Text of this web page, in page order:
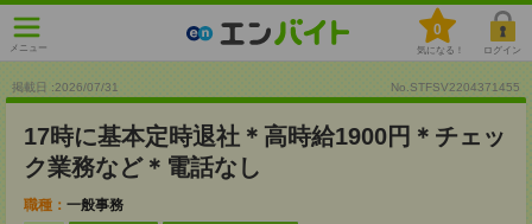
メニュー
0
気になる！ ログイン
掲載日 :2026/07/31 No.STFSV2204371455
17時に基本定時退社＊高時給1900円＊チェッ
ク業務など＊電話なし
職種： 一般事務